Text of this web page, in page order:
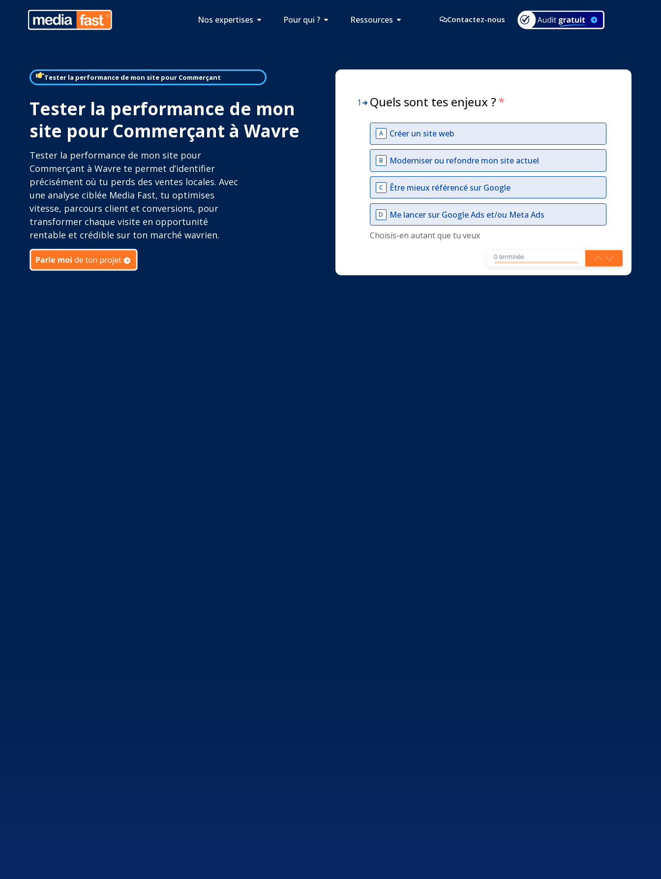
Nos expertises Pour qui ? Ressources Contactez-nous
Tester la performance de mon site pour Commerçant
Tester la performance de mon
site pour Commerçant à Wavre
Tester la performance de mon site pour
Commerçant à Wavre te permet d’identifier
précisément où tu perds des ventes locales. Avec
une analyse ciblée Media Fast, tu optimises
vitesse, parcours client et conversions, pour
transformer chaque visite en opportunité
rentable et crédible sur ton marché wavrien.
1 Quels sont tes enjeux ?*
A Créer un site web
B Moderniser ou refondre mon site actuel
C Être mieux référencé sur Google
D
Me lancer sur Google Ads et/ou Meta Ads
Choisis-en autant que tu veux
0 terminée